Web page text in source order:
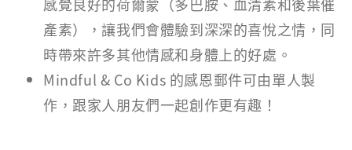
產素），讓我們會體驗到深深的喜悅之情，同
時帶來許多其他情感和身體上的好處。
Mindful & Co Kids 的感恩郵件可由單人製
作，跟家人朋友們一起創作更有趣！